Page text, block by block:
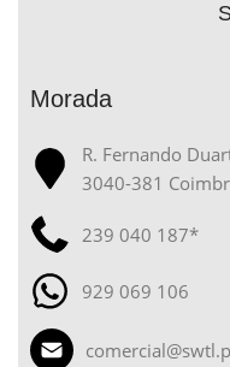
Morada
R. Fernando
3040-381
239 040 187*
929 069 106